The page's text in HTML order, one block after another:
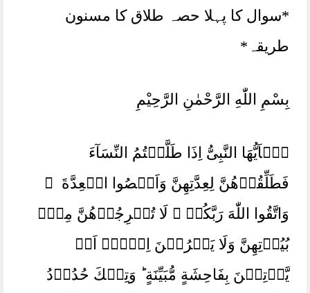
*سوال کا پہلا حصہ طلاق کا مسنون
طریقہ*
بِسْمِ اللّٰهِ الرَّحْمٰنِ الرَّحِيْمِ
يٰۤاَيُّهَا النَّبِىُّ اِذَا طَلَّقۡتُمُ النِّسَآءَ
فَطَلِّقُوۡهُنَّ لِعِدَّتِهِنَّ وَاَحۡصُوا الۡعِدَّةَ ‌ ۚ
وَاتَّقُوا اللّٰهَ رَبَّكُمۡ‌ ۚ لَا تُخۡرِجُوۡهُنَّ مِنۡۢ
بُيُوۡتِهِنَّ وَلَا يَخۡرُجۡنَ اِلَّاۤ اَنۡ
يَّاۡتِيۡنَ بِفَاحِشَةٍ مُّبَيِّنَةٍ‌ ؕ وَتِلۡكَ حُدُوۡدُ